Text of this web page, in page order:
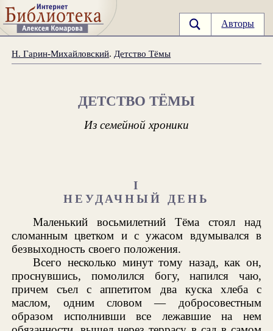
Авторы
Н. Гарин-Михайловский. Детство Тёмы
ДЕТСТВО ТЁМЫ
Из семейной хроники
I
НЕУДАЧНЫЙ ДЕНЬ
Маленький восьмилетний Тёма стоял над
сломанным цветком и с ужасом вдумывался в
безвыходность своего положения.
Всего несколько минут тому назад, как он,
проснувшись, помолился богу, напился чаю,
причем съел с аппетитом два куска хлеба с
маслом, одним словом — добросовестным
образом исполнивши все лежавшие на нем